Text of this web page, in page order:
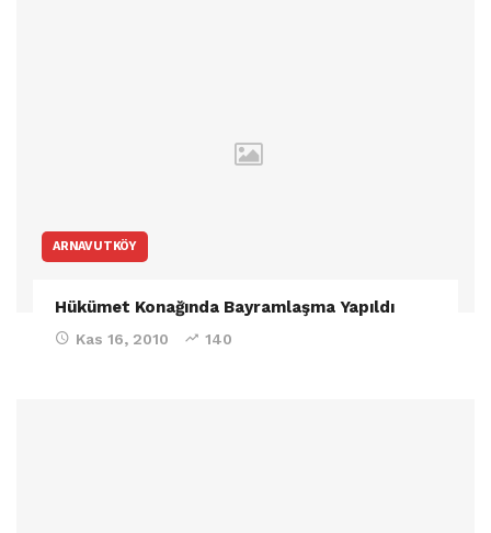
ARNAVUTKÖY
Hükümet Konağında Bayramlaşma Yapıldı
Kas 16, 2010 140